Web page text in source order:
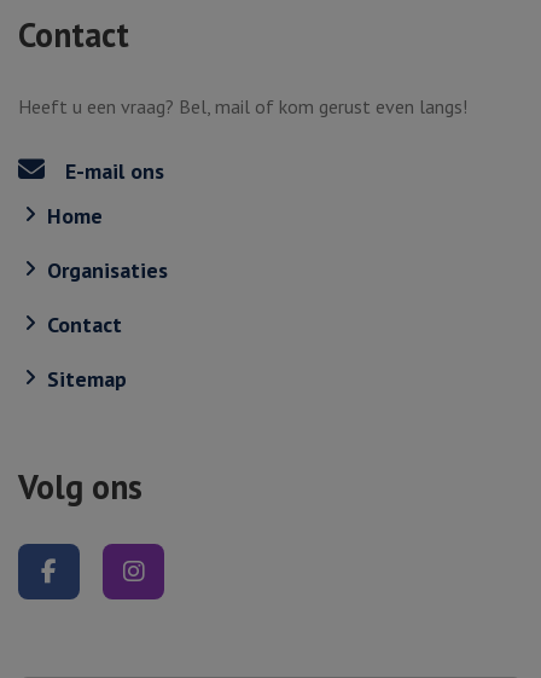
Contact
Heeft u een vraag? Bel, mail of kom gerust even langs!
E-mail ons
Home
Organisaties
Contact
Sitemap
Volg ons
Volg ons op Facebook